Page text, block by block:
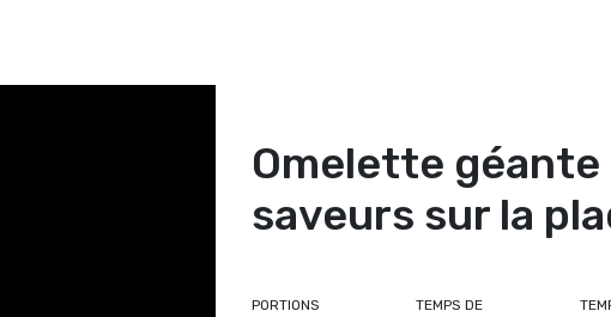
Omelette géante
saveurs sur la
PORTIONS
TEMPS DE